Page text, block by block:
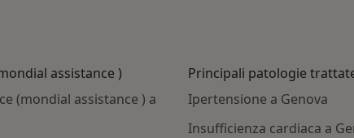
assistance )
(mondial assistance ) a
Principali patologie
Ipertensione a Genova
Insufficienza cardiaca a